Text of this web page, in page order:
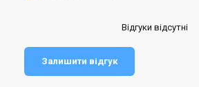
Відгуки відсутні
Залишити відгук